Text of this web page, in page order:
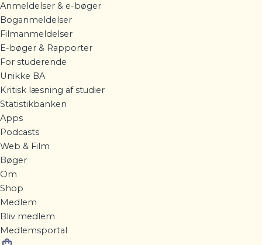
Anmeldelser & e-bøger
Boganmeldelser
Filmanmeldelser
E-bøger & Rapporter
For studerende
Unikke BA
Kritisk læsning af studier
Statistikbanken
Apps
Podcasts
Web & Film
Bøger
Om
Shop
Medlem
Bliv medlem
Medlemsportal